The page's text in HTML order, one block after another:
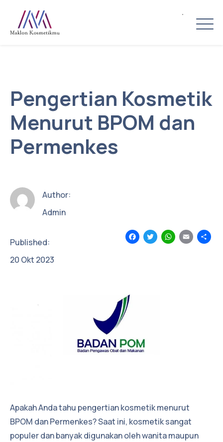
Pengertian Kosmetik
Menurut BPOM dan
Permenkes
Author:
Admin
Published:
20 Okt 2023
Facebook
TwitterWhatsApp
Email
Apakah Anda tahu pengertian kosmetik menurut
BPOM dan Permenkes? Saat ini, kosmetik sangat
populer dan banyak digunakan oleh wanita maupun